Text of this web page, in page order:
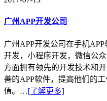
开发，小程序开发，微信公
方面拥有领先的开发技术和
善的APP软件，提高他们的
值。…[了解更多]